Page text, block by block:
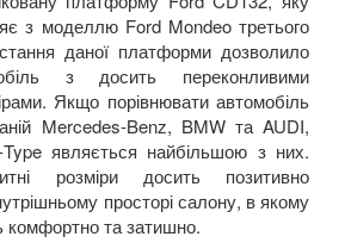
з моделлю Ford Mondeo третього
даної платформи дозволило
з досить переконливими
Якщо порівнювати автомобіль
Mercedes-Benz, BMW таAUDI,
Type являється найбільшою з них.
розміри досить позитивно
просторі салону, в якому
комфортно та затишно.